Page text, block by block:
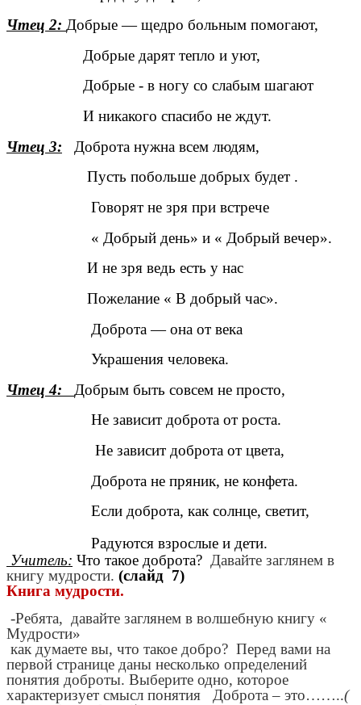
Чтец 2: Добрые — щедро больным помогают,
Добрые дарят тепло и уют,
Добрые - в ногу со слабым шагают
И никакого спасибо не ждут.
Чтец 3: Доброта нужна всем людям,
Пусть побольше добрых будет .
Говорят не зря при встрече
« Добрый день» и « Добрый вечер».
И не зря ведь есть у нас
Пожелание « В добрый час».
Доброта — она от века
Украшения человека.
Чтец 4: Добрым быть совсем не просто,
Не зависит доброта от роста.
Не зависит доброта от цвета,
Доброта не пряник, не конфета.
Если доброта, как солнце, светит,
Радуются взрослые и дети.
Учитель: Что такое доброта? Давайте заглянем в
книгу мудрости. (слайд 7)
Книга мудрости.
-Ребята, давайте заглянем в волшебную книгу «
Мудрости»
как думаете вы, что такое добро? Перед вами на
первой странице даны несколько определений
понятия доброты. Выберите одно, которое
характеризует смысл понятия Доброта – это……..(